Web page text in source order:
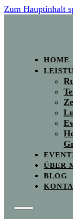
Zum Hauptinhalt
HOME
ÜBER
BLOG